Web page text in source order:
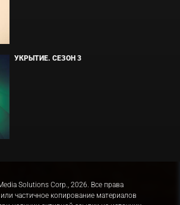
УКРЫТИЕ. СЕЗОН 3
Solutions Corp., 2026. Все права
частичное копирование материалов